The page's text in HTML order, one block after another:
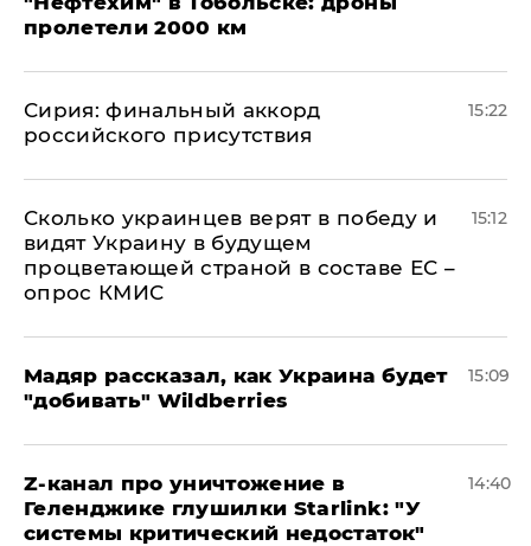
пролетели 2000 км
​Сирия: финальный аккорд
российского присутствия
15:22
Сколько украинцев верят в победу и
видят Украину в будущем
процветающей страной в составе ЕС –
опрос КМИС
15:12
Мадяр рассказал, как Украина будет
"добивать" Wildberries
15:09
Z-канал про уничтожение в
Геленджике глушилки Starlink: "У
системы критический недостаток"
14:40